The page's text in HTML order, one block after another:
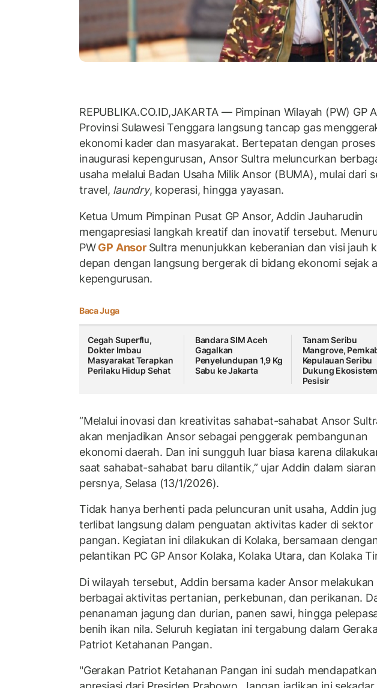
REPUBLIKA.CO.ID,JAKARTA — Pimpinan Wilayah (PW) GP
Provinsi Sulawesi Tenggara langsung tancap gas
ekonomi kader dan masyarakat. Bertepatan dengan proses
inaugurasi kepengurusan, Ansor Sultra meluncurkan
usaha melalui Badan Usaha Milik Ansor (BUMA), mulai dari
travel, laundry, koperasi, hingga yayasan.
Ketua Umum Pimpinan Pusat GP Ansor, Addin Jauharudin
mengapresiasi langkah kreatif dan inovatif tersebut.
PWGP Ansor Sultra menunjukkan keberanian dan visi jauh
depan dengan langsung bergerak di bidang ekonomi sejak
kepengurusan.
Baca Juga
Cegah Superflu,
Dokter Imbau
Masyarakat Terapkan
Perilaku Hidup Sehat
Bandara SIM Aceh
Gagalkan
Penyelundupan 1,9 Kg
Sabu ke Jakarta
Tanam Seribu
Mangrove,
Kepulauan Seribu
Dukung Ekosistem
Pesisir
“Melalui inovasi dan kreativitas sahabat-sahabat Ansor
akan menjadikan Ansor sebagai penggerak pembangunan
ekonomi daerah. Dan ini sungguh luar biasa karena
saat sahabat-sahabat baru dilantik,” ujar Addin dalam siaran
persnya, Selasa (13/1/2026).
Tidak hanya berhenti pada peluncuran unit usaha, Addin
terlibat langsung dalam penguatan aktivitas kader di sektor
pangan. Kegiatan ini dilakukan di Kolaka, bersamaan
pelantikan PC GP Ansor Kolaka, Kolaka Utara, dan Kolaka
Di wilayah tersebut, Addin bersama kader Ansor melakukan
berbagai aktivitas pertanian, perkebunan, dan perikanan.
penanaman jagung dan durian, panen sawi, hingga
benih ikan nila. Seluruh kegiatan ini tergabung dalam
Patriot Ketahanan Pangan.
"Gerakan Patriot Ketahanan Pangan ini sudah mendapatkan